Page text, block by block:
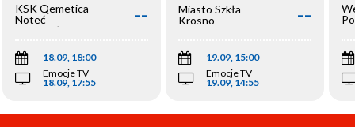
KSK Qemetica
Noteć
Inowrocław
--
18.09, 18:00
Emocje TV
18.09, 17:55
Miasto Szkła
Krosno
--
19.09, 15:00
Emocje TV
19.09, 14:55